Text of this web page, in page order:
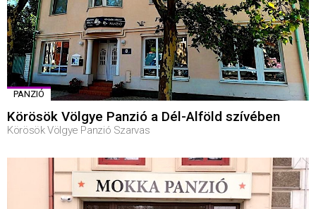
PANZIÓ
Körösök Völgye Panzió a Dél-Alföld szívében
Körösök Völgye Panzió Szarvas